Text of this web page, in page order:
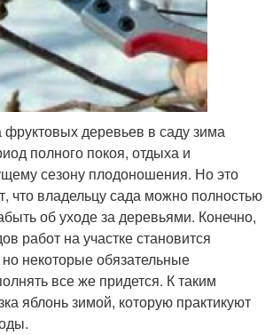
деревьев в саду зима
полного покоя, отдыха и
сезону плодоношения. Но это
что владельцу сада можно полностью
об уходе за деревьями. Конечно,
работ на участке становится
некоторые обязательные
все же придется. К таким
яблонь зимой, которую практикуют